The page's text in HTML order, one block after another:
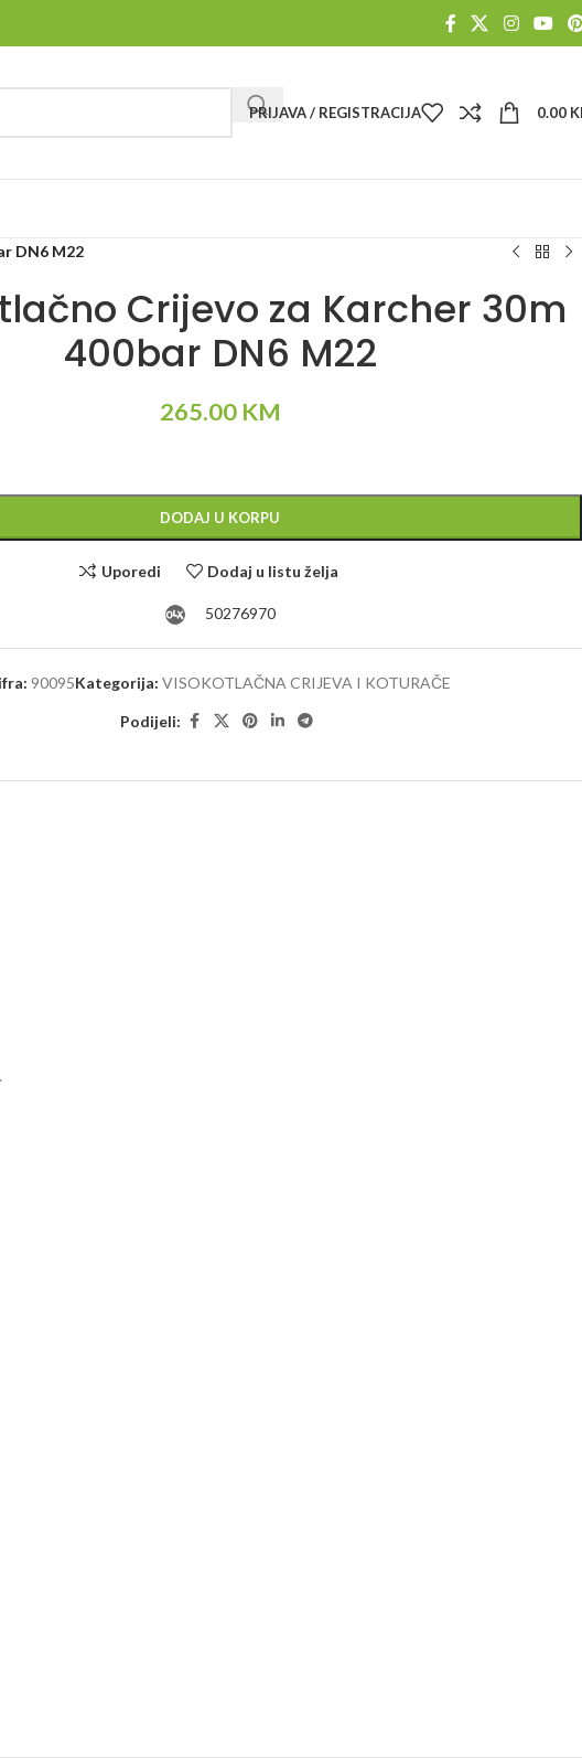
PRIJAVA / REGISTRACIJA 0.00
DN6 M22
Crijevo za Karcher 30m
400bar DN6 M22
265.00 KM
DODAJ U KORPU
Uporedi Dodaj u listu želja
50276970
90095Kategorija: VISOKOTLAČNA CRIJEVA I KOTURAČE
Podijeli: